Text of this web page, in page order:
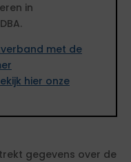
in
met de
hier onze
gegevens over de